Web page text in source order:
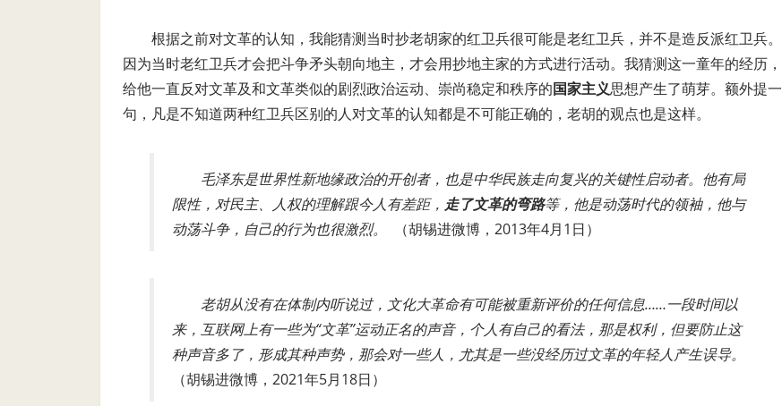
根据之前对文革的认知，我能猜测当时抄老胡家的红卫兵很可能是老红卫兵，并不是造反派红卫兵。
因为当时老红卫兵才会把斗争矛头朝向地主，才会用抄地主家的方式进行活动。我猜测这一童年的经历，
给他一直反对文革及和文革类似的剧烈政治运动、崇尚稳定和秩序的国家主义思想产生了萌芽。额外提一
句，凡是不知道两种红卫兵区别的人对文革的认知都是不可能正确的，老胡的观点也是这样。
毛泽东是世界性新地缘政治的开创者，也是中华民族走向复兴的关键性启动者。他有局
限性，对民主、人权的理解跟今人有差距， 走了文革的弯路等，他是动荡时代的领袖，他与
动荡斗争，自己的行为也很激烈。
（胡锡进微博， 2013年4月1 日）
老胡从没有在体制内听说过，文化大革命有可能被重新评价的任何信息……一段时间以
来，互联网上有一些为“文革”运动正名的声音，个人有自己的看法，那是权利，但要防止这
种声音多了，形成其种声势，那会对一些人，尤其是一些没经历过文革的年轻人产生误导。
（胡锡进微博， 2021年5月18日）